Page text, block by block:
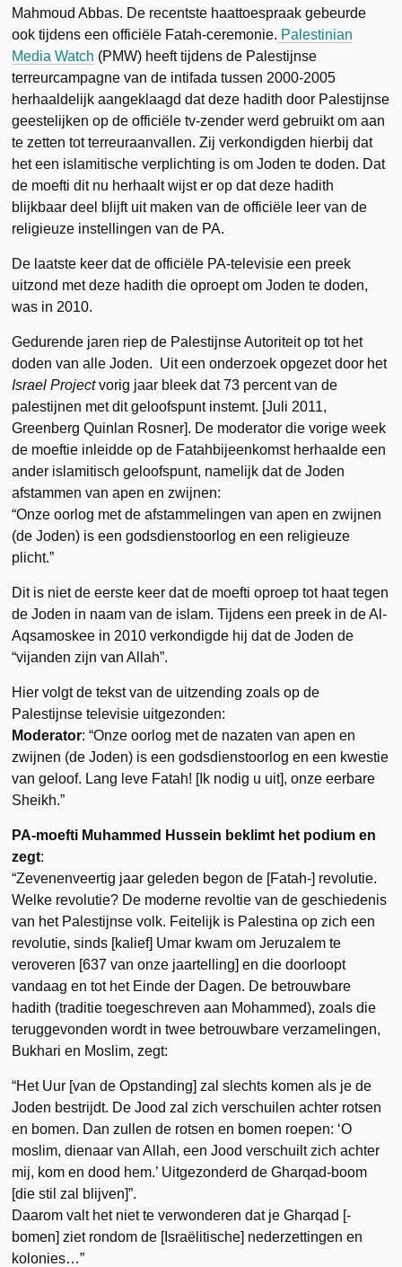
Mahmoud Abbas. De recentste haattoespraak gebeurde
ook tijdens een officiële Fatah-ceremonie. Palestinian
Media Watch (PMW) heeft tijdens de Palestijnse
terreurcampagne van de intifada tussen 2000-2005
herhaaldelijk aangeklaagd dat deze hadith door Palestijnse
geestelijken op de officiële tv-zender werd gebruikt om aan
te zetten tot terreuraanvallen. Zij verkondigden hierbij dat
het een islamitische verplichting is om Joden te doden. Dat
de moefti dit nu herhaalt wijst er op dat deze hadith
blijkbaar deel blijft uit maken van de officiële leer van de
religieuze instellingen van de PA.
De laatste keer dat de officiële PA-televisie een preek
uitzond met deze hadith die oproept om Joden te doden,
was in 2010.
Gedurende jaren riep de Palestijnse Autoriteit op tot het
doden van alle Joden. Uit een onderzoek opgezet door het
Israel Projectvorig jaar bleek dat 73 percent van de
palestijnen met dit geloofspunt instemt. [Juli 2011,
Greenberg Quinlan Rosner]. De moderator die vorige week
de moeftie inleidde op de Fatahbijeenkomst herhaalde een
ander islamitisch geloofspunt, namelijk dat de Joden
afstammen van apen en zwijnen:
“Onze oorlog met de afstammelingen van apen en zwijnen
(de Joden) is een godsdienstoorlog en een religieuze
plicht.”
Dit is niet de eerste keer dat de moefti oproep tot haat tegen
de Joden in naam van de islam. Tijdens een preek in de Al-
Aqsamoskee in 2010 verkondigde hij dat de Joden de
“vijanden zijn van Allah”.
Hier volgt de tekst van de uitzending zoals op de
Palestijnse televisie uitgezonden:
Moderator: “Onze oorlog met de nazaten van apen en
zwijnen (de Joden) is een godsdienstoorlog en een kwestie
van geloof. Lang leve Fatah! [Ik nodig u uit], onze eerbare
Sheikh.”
PA-moefti Muhammed Hussein beklimt het podium en
zegt:
“Zevenenveertig jaar geleden begon de [Fatah-] revolutie.
Welke revolutie? De moderne revoltie van de geschiedenis
van het Palestijnse volk. Feitelijk is Palestina op zich een
revolutie, sinds [kalief] Umar kwam om Jeruzalem te
veroveren [637 van onze jaartelling] en die doorloopt
vandaag en tot het Einde der Dagen. De betrouwbare
hadith (traditie toegeschreven aan Mohammed), zoals die
teruggevonden wordt in twee betrouwbare verzamelingen,
Bukhari en Moslim, zegt:
“Het Uur [van de Opstanding] zal slechts komen als je de
Joden bestrijdt. De Jood zal zich verschuilen achter rotsen
en bomen. Dan zullen de rotsen en bomen roepen: ‘O
moslim, dienaar van Allah, een Jood verschuilt zich achter
mij, kom en dood hem.’ Uitgezonderd de Gharqad-boom
[die stil zal blijven]”.
Daarom valt het niet te verwonderen dat je Gharqad [-
bomen] ziet rondom de [Israëlitische] nederzettingen en
kolonies…”